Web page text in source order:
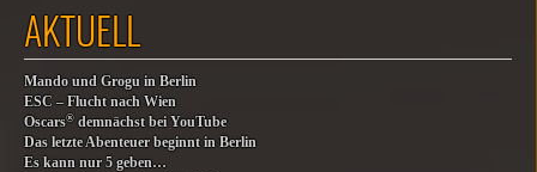
AKTUELL
Mando und Grogu in Berlin
ESC – Flucht nach Wien
Oscars® demnächst bei YouTube
Das letzte Abenteuer beginnt in Berlin
Es kann nur 5 geben…